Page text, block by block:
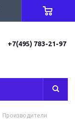
+7(495) 783-21-97
Производители